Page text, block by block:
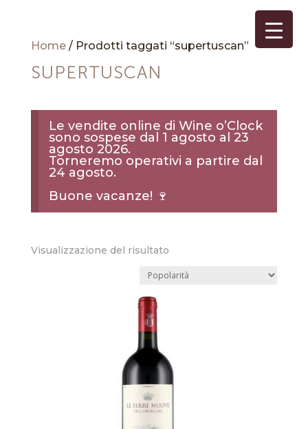
Home/ Prodotti taggati “supertuscan”
SUPERTUSCAN
Le vendite online di Wine o’Clock
sono sospese dal 1 agosto al 23
agosto 2026.
Torneremo operativi a partire dal
24 agosto.
Buone vacanze! 🍷
Visualizzazione del risultato